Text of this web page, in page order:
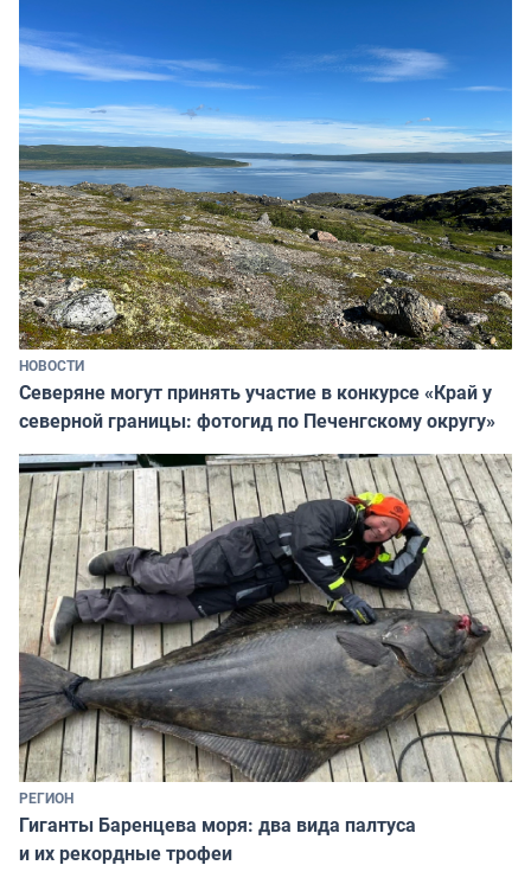
НОВОСТИ
Северяне могут принять участие в конкурсе «Край у
северной границы: фотогид по Печенгскому округу»
РЕГИОН
Гиганты Баренцева моря: два вида палтуса
и их рекордные трофеи